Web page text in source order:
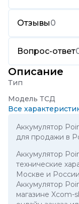
Отзывы0
Вопрос-ответ
Описание
Тип
Модель ТСД
Все
Аккумулятор
для продажи в
Аккумулятор
технические
Москве и
Аккумулятор
магазине Xcom-